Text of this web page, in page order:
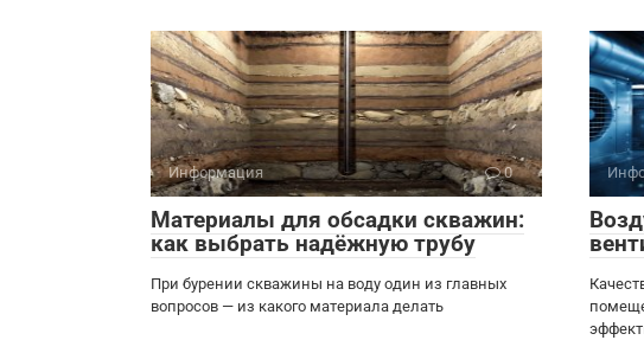
Информация 0
Материалы для обсадки скважин:
как выбрать надёжную трубу
При бурении скважины на воду один из главных
вопросов — из какого материала делать